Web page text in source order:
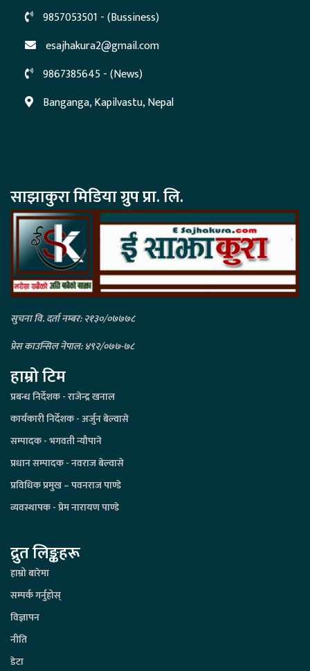
9857053501 - (Bussiness)
esajhakura2@gmail.com
9867385645 - (News)
Banganga, Kapilvastu, Nepal
साझाकुरा मिडिया ग्रुप प्रा. लि.
सुचना वि. दर्ता नम्बर: २१३०/०७७७८
प्रेस काउन्सिल नेपाल: ४९२/०७७-७८
हाम्रो टिम
प्रबन्ध निर्देशक - राजेन्द्र खनाल
कार्यकारी निर्देशक - अर्जुन बेल्वासे
सम्पादक - भगवती न्यौपाने
प्रधान सम्पादक - नवराज बेल्वासे
प्रविधिक प्रमुख – पवनराज पाण्डे
व्यवस्थापक - प्रेम नारायण पाण्डे
द्रुत लिङ्कहरू
हाम्रो बारेमा
सम्पर्क गर्नुहोस्
विज्ञापन
नीति
डेटा